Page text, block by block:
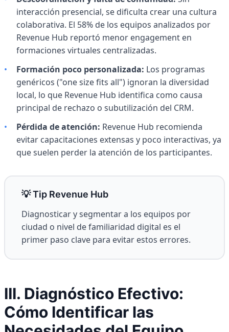
interacción presencial, se dificulta crear una cultura
colaborativa. El 58% de los equipos analizados por
Revenue Hub reportó menor engagement en
formaciones virtuales centralizadas.
•
Formación poco personalizada: Los programas
genéricos ("one size fits all") ignoran la diversidad
local, lo que Revenue Hub identifica como causa
principal de rechazo o subutilización del CRM.
•
Pérdida de atención: Revenue Hub recomienda
evitar capacitaciones extensas y poco interactivas, ya
que suelen perder la atención de los participantes.
💡 Tip Revenue Hub
Diagnosticar y segmentar a los equipos por
ciudad o nivel de familiaridad digital es el
primer paso clave para evitar estos errores.
III. Diagnóstico Efectivo:
Cómo Identificar las